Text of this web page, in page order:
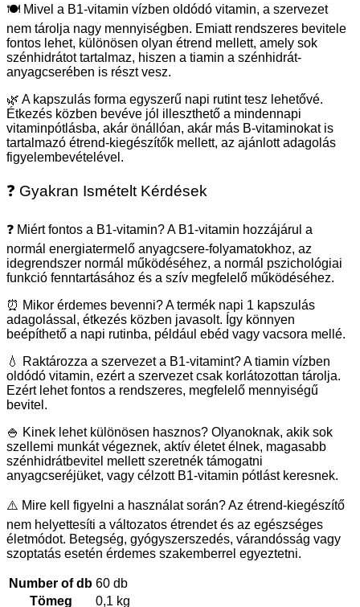
🍽️ Mivel a B1-vitamin vízben oldódó vitamin, a szervezet
nem tárolja nagy mennyiségben. Emiatt rendszeres bevitele
fontos lehet, különösen olyan étrend mellett, amely sok
szénhidrátot tartalmaz, hiszen a tiamin a szénhidrát-
anyagcserében is részt vesz.
🌿 A kapszulás forma egyszerű napi rutint tesz lehetővé.
Étkezés közben bevéve jól illeszthető a mindennapi
vitaminpótlásba, akár önállóan, akár más B-vitaminokat is
tartalmazó étrend-kiegészítők mellett, az ajánlott adagolás
figyelembevételével.
❓ Gyakran Ismételt Kérdések
❓ Miért fontos a B1-vitamin? A B1-vitamin hozzájárul a
normál energiatermelő anyagcsere-folyamatokhoz, az
idegrendszer normál működéséhez, a normál pszichológiai
funkció fenntartásához és a szív megfelelő működéséhez.
⏰ Mikor érdemes bevenni? A termék napi 1 kapszulás
adagolással, étkezés közben javasolt. Így könnyen
beépíthető a napi rutinba, például ebéd vagy vacsora mellé.
💧 Raktározza a szervezet a B1-vitamint? A tiamin vízben
oldódó vitamin, ezért a szervezet csak korlátozottan tárolja.
Ezért lehet fontos a rendszeres, megfelelő mennyiségű
bevitel.
🍚 Kinek lehet különösen hasznos? Olyanoknak, akik sok
szellemi munkát végeznek, aktív életet élnek, magasabb
szénhidrátbevitel mellett szeretnék támogatni
anyagcseréjüket, vagy célzott B1-vitamin pótlást keresnek.
⚠️ Mire kell figyelni a használat során? Az étrend-kiegészítő
nem helyettesíti a változatos étrendet és az egészséges
életmódot. Betegség, gyógyszerszedés, várandósság vagy
szoptatás esetén érdemes szakemberrel egyeztetni.
Number of db 60 db
Tömeg
0,1 kg